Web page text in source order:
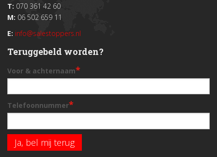
T: 070 361 42 60
M: 06 502 659 11
E: info@salestoppers.nl
Teruggebeld worden?
Voor & achternaam*
Telefoonnummer*
Ja, bel mij terug